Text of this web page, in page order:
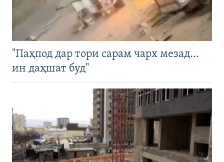
"Паҳпод дар тори сарам чарх мезад…
ин даҳшат буд"